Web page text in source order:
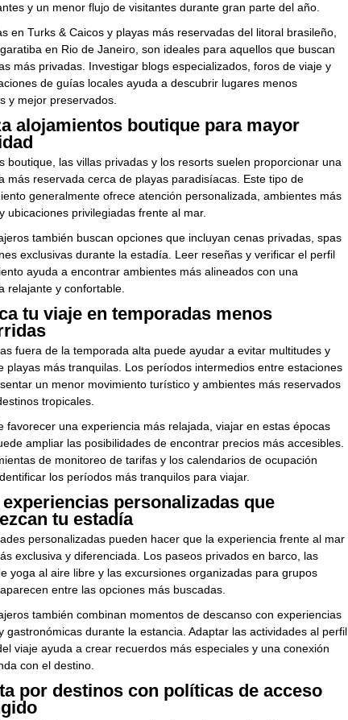
y un menor flujo de visitantes durante gran parte del año.
en Turks & Caicos y playas más reservadas del litoral brasileño,
en Rio de Janeiro, son ideales para aquellos que buscan
más privadas. Investigar blogs especializados, foros de viaje y
de guías locales ayuda a descubrir lugares menos
y mejor preservados.
alojamientos boutique para mayor
boutique, las villas privadas y los resorts suelen proporcionar una
más reservada cerca de playas paradisíacas. Este tipo de
generalmente ofrece atención personalizada, ambientes más
ubicaciones privilegiadas frente al mar.
también buscan opciones que incluyan cenas privadas, spas
exclusivas durante la estadía. Leer reseñas y verificar el perfil
ayuda a encontrar ambientes más alineados con una
relajante y confortable.
tu viaje en temporadas menos
fuera de la temporada alta puede ayudar a evitar multitudes y
playas más tranquilas. Los períodos intermedios entre estaciones
un menor movimiento turístico y ambientes más reservados
tropicales.
favorecer una experiencia más relajada, viajar en estas épocas
ampliar las posibilidades de encontrar precios más accesibles.
de monitoreo de tarifas y los calendarios de ocupación
los períodos más tranquilos para viajar.
personalizadas que
tu estadía
personalizadas pueden hacer que la experiencia frente al mar
exclusiva y diferenciada. Los paseos privados en barco, las
yoga al aire libre y las excursiones organizadas para grupos
entre las opciones más buscadas.
también combinan momentos de descanso con experiencias
gastronómicas durante la estancia. Adaptar las actividades al perfil
viaje ayuda a crear recuerdos más especiales y una conexión
con el destino.
por destinos con políticas de acceso